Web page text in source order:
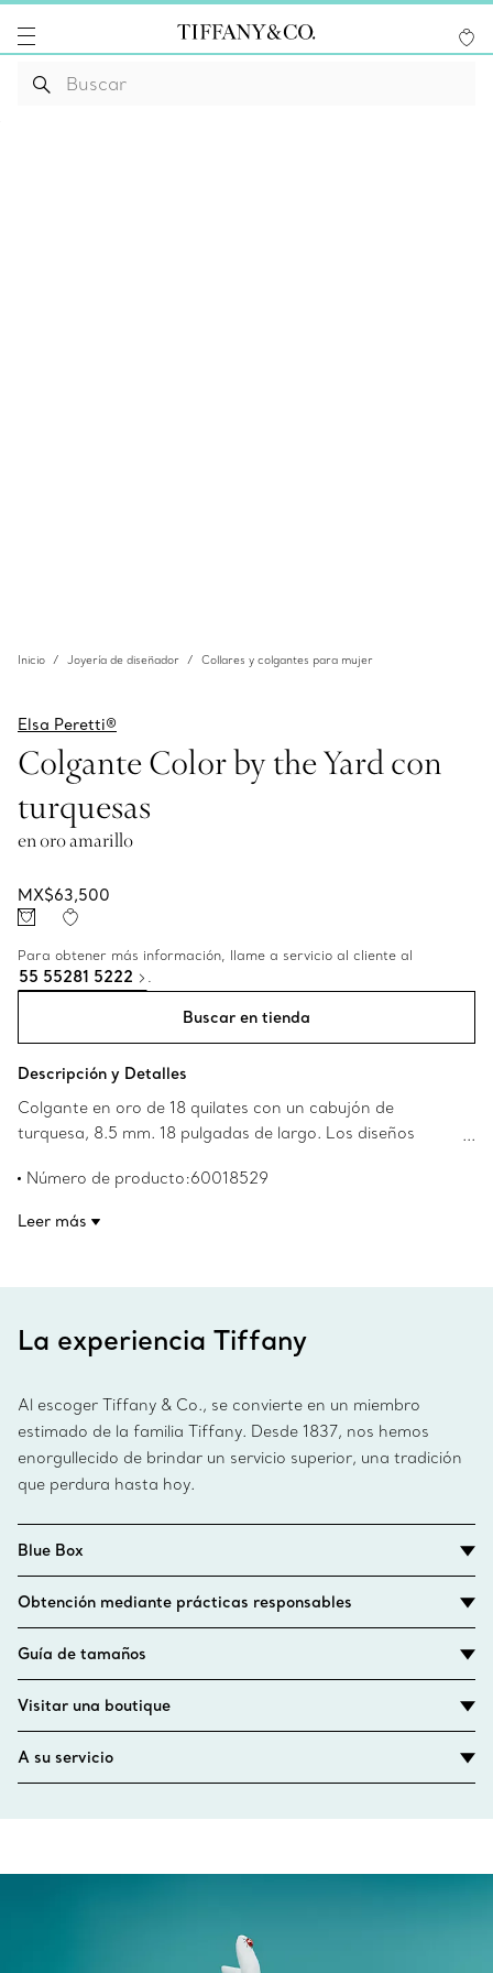
Inicio Joyería de diseñador Collares y colgantes para mujer
Elsa Peretti®
Colgante Color by the Yard con
turquesas
en oro amarillo
MX$63,500
Para obtener más información, llame a servicio al cliente al
55 55281 5222 .
Buscar en tienda
Descripción y Detalles
Colgante en oro de 18 quilates con un cabujón de
turquesa, 8.5 mm. 18 pulgadas de largo. Los diseños
Número de producto:60018529
Leer más
La experiencia Tiffany
Al escoger Tiffany & Co., se convierte en un miembro
estimado de la familia Tiffany. Desde 1837, nos hemos
enorgullecido de brindar un servicio superior, una tradición
que perdura hasta hoy.
Blue Box
Obtención mediante prácticas responsables
Guía de tamaños
Visitar una boutique
A su servicio